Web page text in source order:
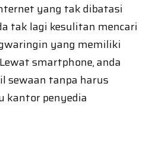
yang tak dibatasi
tak lagi kesulitan mencari
yang memiliki
smartphone, anda
sewaan tanpa harus
kantor penyedia